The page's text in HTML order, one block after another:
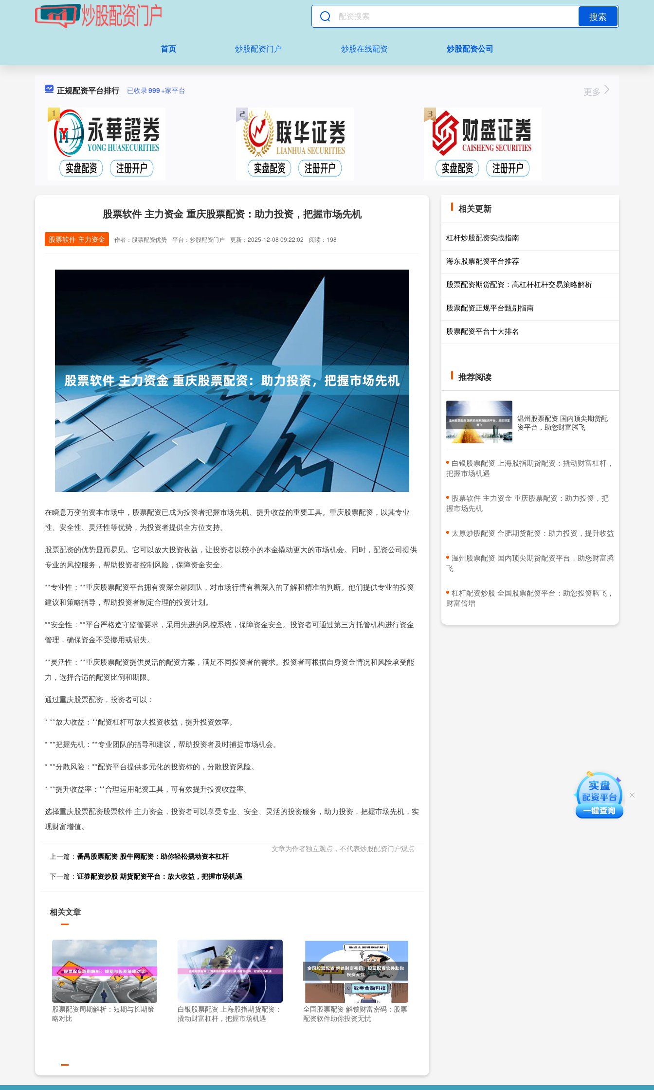
搜索
首页 炒股配资门户 炒股在线配资 炒股配资公司
正规配资平台排行 已收录999+家平台 更多
股票软件 主力资金 重庆股票配资：助力投资，把握市场先机
股票软件 主力资金 作者：股票配资优势 平台：炒股配资门户 更新：2025-12-08 09:22:02 阅读：198
在瞬息万变的资本市场中，股票配资已成为投资者把握市场先机、提升收益的重要工具。重庆股票配资，以其专业
性、安全性、灵活性等优势，为投资者提供全方位支持。
股票配资的优势显而易见。它可以放大投资收益，让投资者以较小的本金撬动更大的市场机会。同时，配资公司提供
专业的风控服务，帮助投资者控制风险，保障资金安全。
**专业性：**重庆股票配资平台拥有资深金融团队，对市场行情有着深入的了解和精准的判断。他们提供专业的投资
建议和策略指导，帮助投资者制定合理的投资计划。
**安全性：**平台严格遵守监管要求，采用先进的风控系统，保障资金安全。投资者可通过第三方托管机构进行资金
管理，确保资金不受挪用或损失。
**灵活性：**重庆股票配资提供灵活的配资方案，满足不同投资者的需求。投资者可根据自身资金情况和风险承受能
力，选择合适的配资比例和期限。
通过重庆股票配资，投资者可以：
* **放大收益：**配资杠杆可放大投资收益，提升投资效率。
* **把握先机：**专业团队的指导和建议，帮助投资者及时捕捉市场机会。
* **分散风险：**配资平台提供多元化的投资标的，分散投资风险。
* **提升收益率：**合理运用配资工具，可有效提升投资收益率。
选择重庆股票配资股票软件 主力资金，投资者可以享受专业、安全、灵活的投资服务，助力投资，把握市场先机，实
现财富增值。
文章为作者独立观点，不代表炒股配资门户观点
上一篇： 番禺股票配资 股牛网配资：助你轻松撬动资本杠杆
下一篇： 证券配资炒股 期货配资平台：放大收益，把握市场机遇
相关文章
股票配资周期解析：短期与长期策
略对比
白银股票配资 上海股指期货配资：
撬动财富杠杆，把握市场机遇
全国股票配资 解锁财富密码：股票
配资软件助你投资无忧
相关更新
杠杆炒股配资实战指南
海东股票配资平台推荐
股票配资期货配资：高杠杆杠杆交易策略解析
股票配资正规平台甄别指南
股票配资平台十大排名
推荐阅读
温州股票配资 国内顶尖期货配
资平台，助您财富腾飞
​白银股票配资 上海股指期货配资：撬动财富杠杆，
把握市场机遇
​股票软件 主力资金 重庆股票配资：助力投资，把
握市场先机
​太原炒股配资 合肥期货配资：助力投资，提升收益
​温州股票配资 国内顶尖期货配资平台，助您财富腾
飞
​杠杆配资炒股 全国股票配资平台：助您投资腾飞，
财富倍增